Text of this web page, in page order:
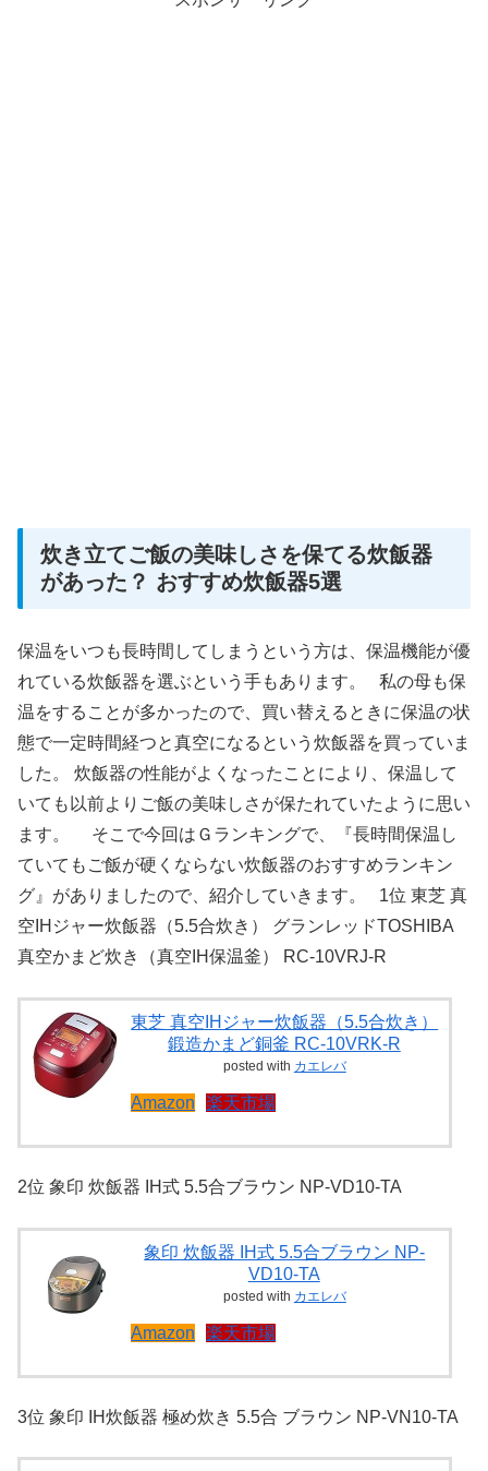
炊き立てご飯の美味しさを保てる炊飯器
があった？ おすすめ炊飯器5選
保温をいつも長時間してしまうという方は、保温機能が優
れている炊飯器を選ぶという手もあります。 私の母も保
温をすることが多かったので、買い替えるときに保温の状
態で一定時間経つと真空になるという炊飯器を買っていま
した。 炊飯器の性能がよくなったことにより、保温して
いても以前よりご飯の美味しさが保たれていたように思い
ます。 そこで今回はＧランキングで、『長時間保温し
ていてもご飯が硬くならない炊飯器のおすすめランキン
グ』がありましたので、紹介していきます。 1位 東芝 真
空IHジャー炊飯器（5.5合炊き） グランレッドTOSHIBA
真空かまど炊き（真空IH保温釜） RC-10VRJ-R
東芝 真空IHジャー炊飯器（5.5合炊き）
鍛造かまど銅釜 RC-10VRK-R
posted with カエレバ
Amazon 楽天市場
2位 象印 炊飯器 IH式 5.5合ブラウン NP-VD10-TA
象印 炊飯器 IH式 5.5合ブラウン NP-
VD10-TA
posted with カエレバ
Amazon 楽天市場
3位 象印 IH炊飯器 極め炊き 5.5合 ブラウン NP-VN10-TA